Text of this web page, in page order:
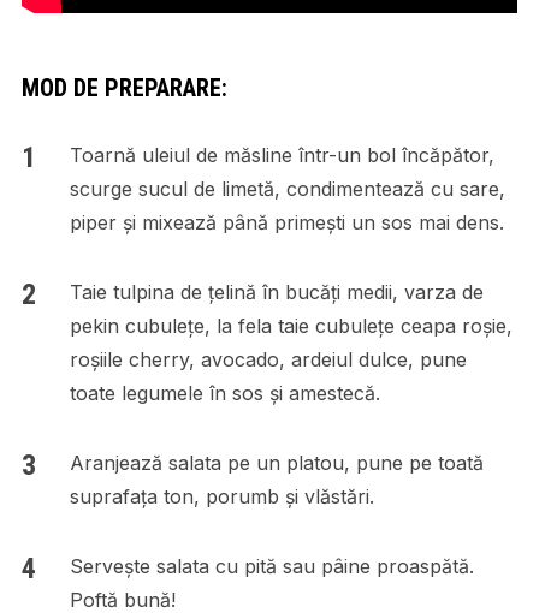
MOD DE PREPARARE:
Toarnă uleiul de măsline într-un bol încăpător,
scurge sucul de limetă, condimentează cu sare,
piper și mixează până primești un sos mai dens.
Taie tulpina de țelină în bucăți medii, varza de
pekin cubulețe, la fela taie cubulețe ceapa roșie,
roșiile cherry, avocado, ardeiul dulce, pune
toate legumele în sos și amestecă.
Aranjează salata pe un platou, pune pe toată
suprafața ton, porumb și vlăstări.
Servește salata cu pită sau pâine proaspătă.
Poftă bună!